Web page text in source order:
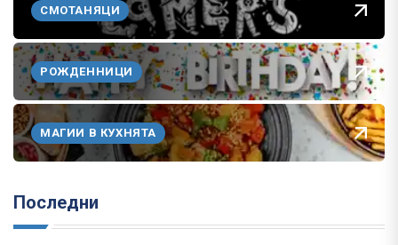
СМОТАНЯЦИ
РОЖДЕННИЦИ
МАГИИ В КУХНЯТА
Последни